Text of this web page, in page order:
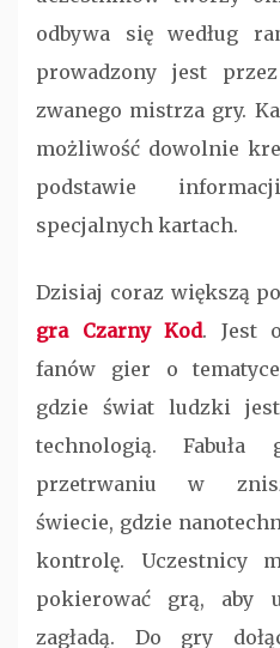
odbywa się według
prowadzony jest
zwanego mistrza gry.
możliwość dowolnie
podstawie
specjalnych kartach.
Dzisiaj coraz większą
gra Czarny Kod. Jest
fanów gier o
gdzie świat ludzki
technologią.
przetrwaniu w
świecie, gdzie
kontrolę. Uczestnicy
pokierować grą, aby
zagładą. Do gry